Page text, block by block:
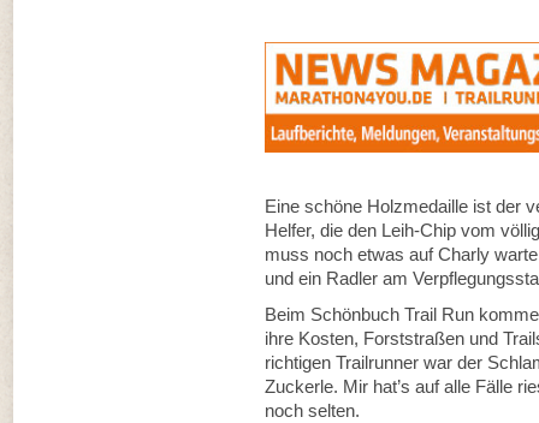
Eine schöne Holzmedaille ist der
Helfer, die den Leih-Chip vom
muss noch etwas auf Charly
und ein Radler am
Beim Schönbuch Trail Run
ihre Kosten, Forststraßen und
richtigen Trailrunner war der
Zuckerle. Mir hat’s auf alle Fälle
noch selten.